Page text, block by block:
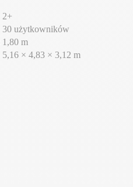
2+
30 użytkowników
1,80 m
5,16 × 4,83 × 3,12 m